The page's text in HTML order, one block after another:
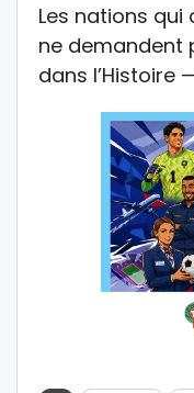
Les nations qui
ne demandent
dans l’Histoire